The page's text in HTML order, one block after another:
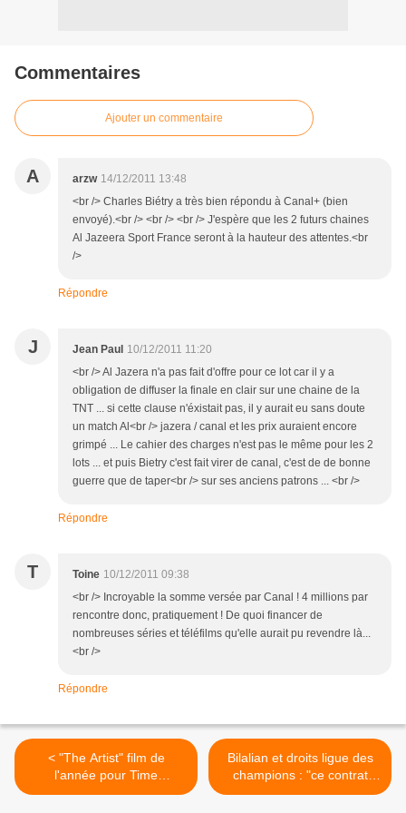
Commentaires
Ajouter un commentaire
A arzw 14/12/2011 13:48
<br /> Charles Biétry a très bien répondu à Canal+ (bien
envoyé).<br /> <br /> <br /> J'espère que les 2 futurs chaines
Al Jazeera Sport France seront à la hauteur des attentes.<br
/>
Répondre
J Jean Paul 10/12/2011 11:20
<br /> Al Jazera n'a pas fait d'offre pour ce lot car il y a
obligation de diffuser la finale en clair sur une chaine de la
TNT ... si cette clause n'éxistait pas, il y aurait eu sans doute
un match Al<br /> jazera / canal et les prix auraient encore
grimpé ... Le cahier des charges n'est pas le même pour les 2
lots ... et puis Bietry c'est fait virer de canal, c'est de de bonne
guerre que de taper<br /> sur ses anciens patrons ... <br />
Répondre
T Toine 10/12/2011 09:38
<br /> Incroyable la somme versée par Canal ! 4 millions par
rencontre donc, pratiquement ! De quoi financer de
nombreuses séries et téléfilms qu'elle aurait pu revendre là...
<br />
Répondre
< "The Artist" film de
l'année pour Time
magazine. "Jack & Jill" pire
Bilalian et droits ligue des
champions : "ce contrat
marque une rupture". >